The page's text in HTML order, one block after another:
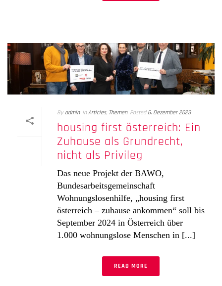
By admin In Articles, Themen Posted 6. Dezember 2023
housing first österreich: Ein
Zuhause als Grundrecht,
nicht als Privileg
Das neue Projekt der BAWO,
Bundesarbeitsgemeinschaft
Wohnungslosenhilfe, „housing first
österreich – zuhause ankommen“ soll bis
September 2024 in Österreich über
1.000 wohnungslose Menschen in [...]
READ MORE